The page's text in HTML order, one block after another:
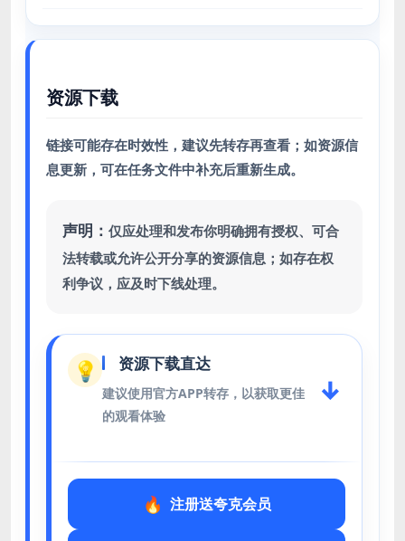
资源下载
链接可能存在时效性，建议先转存再查看；如资源信
息更新，可在任务文件中补充后重新生成。
声明： 仅应处理和发布你明确拥有授权、可合
法转载或允许公开分享的资源信息；如存在权
利争议，应及时下线处理。
💡 资源下载直达
建议使用官方APP转存，以获取更佳
的观看体验
↓
注册送夸克会员